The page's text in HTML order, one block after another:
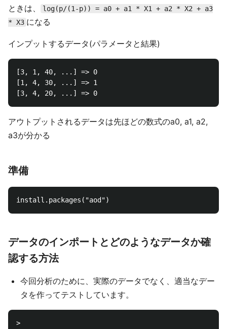
ときは、
log(p/(1-p)) = a0 + a1 * X1 + a2 * X2 + a3
* X3 になる
インプットするデータ(パラメータと結果)
[3, 1, 40, ...] => 0
[1, 4, 30, ...] => 1
アウトプットされるデータは先ほどの数式のa0, a1, a2,
a3が分かる
準備
データのインポートとどのようなデータか確
認する方法
今回分析のために、実際のデータでなく、適当なデー
タを作ってテストしています。
>